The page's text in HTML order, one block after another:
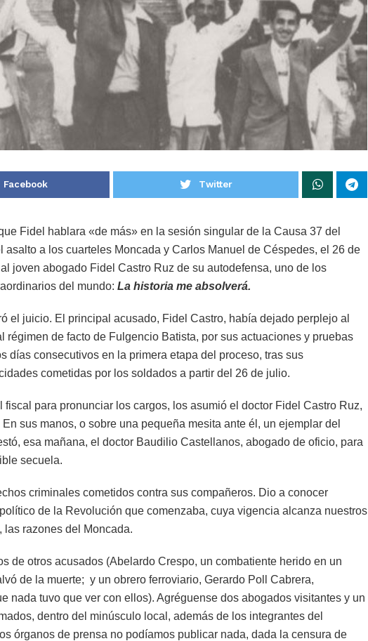
Facebook Twitter
Fidel hablara «de más» en la sesión singular de la Causa 37 del
asalto a los cuarteles Moncada y Carlos Manuel de Céspedes, el 26 de
joven abogado Fidel Castro Ruz de su autodefensa, uno de los
del mundo: La historia me absolverá.
el juicio. El principal acusado, Fidel Castro, había dejado perplejo al
régimen de facto de Fulgencio Batista, por sus actuaciones y pruebas
días consecutivos en la primera etapa del proceso, tras sus
cometidas por los soldados a partir del 26 de julio.
para pronunciar los cargos, los asumió el doctor Fidel Castro Ruz,
sus manos, o sobre una pequeña mesita ante él, un ejemplar del
esa mañana, el doctor Baudilio Castellanos, abogado de oficio, para
secuela.
criminales cometidos contra sus compañeros. Dio a conocer
de la Revolución que comenzaba, cuya vigencia alcanza nuestros
las razones del Moncada.
de otros acusados (Abelardo Crespo, un combatiente herido en un
de la muerte; y un obrero ferroviario, Gerardo Poll Cabrera,
nada tuvo que ver con ellos). Agréguense dos abogados visitantes y un
dentro del minúsculo local, además de los integrantes del
órganos de prensa no podíamos publicar nada, dada la censura de